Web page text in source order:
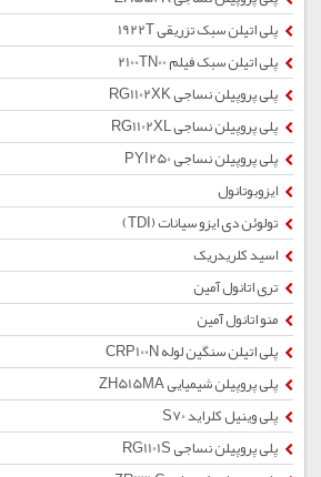
پلی اتیلن سبک تزریقی 1922T
پلی اتیلن سبک فیلم 2100TN00
پلی پروپیلن نساجی RG1102XK
پلی پروپیلن نساجی RG1102XL
پلی پروپیلن نساجی PYI250
ایزوبوتانول
تولوئن دی ایزو سیانات (TDI)
اسید کلریدریک
تری اتانول آمین
منو اتانول آمین
پلی اتیلن سنگین لوله CRP100N
پلی پروپیلن شیمیایی ZH515MA
پلی وینیل کلراید S70
پلی پروپیلن نساجی RG1101S